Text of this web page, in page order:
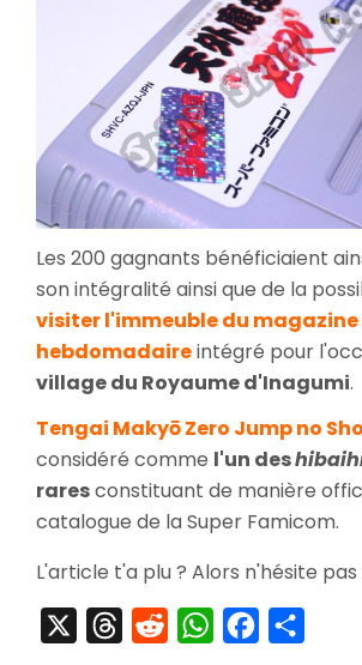
Les 200 gagnants bénéficiaient
son intégralité ainsi que de la
visiter l'immeuble du magazine
hebdomadaireintégré pour
village du Royaume d'Inagumi.
Tengai Makyō Zero Jump no Sho
considéré comme l'un des
raresconstituant de manière
catalogue de la Super Famicom.
L'article t'a plu ? Alors n'hésite
ThreadsRedditWhatsAppFacebook